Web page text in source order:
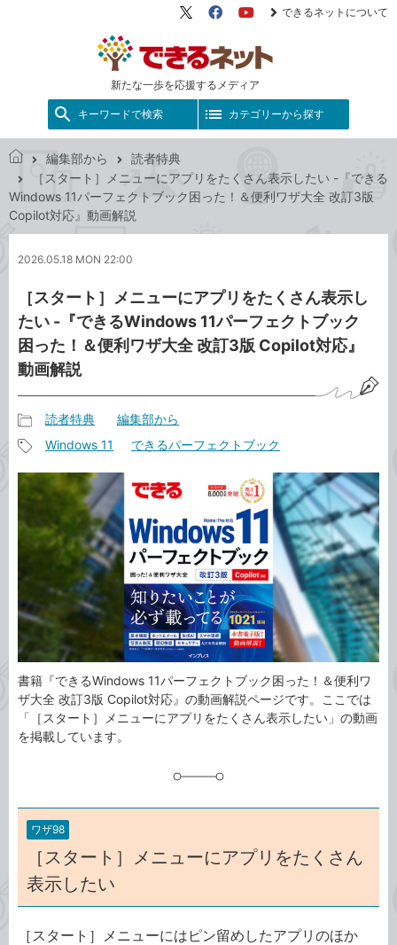
新たな一歩を応援するメディア
X（旧
FacebookYouTube
できるネットについて
キーワードで検索 カテゴリーから探す
き
る
ト
編集部から
読者特典
［スタート］メニューにアプリをたくさん表示したい -『できる
Windows 11パーフェクトブック困った！＆便利ワザ大全 改訂3版
Copilot対応』動画解説
2026.05.18 MON 22:00
［スタート］メニューにアプリをたくさん表示し
たい -『できるWindows 11パーフェクトブック
困った！＆便利ワザ大全 改訂3版 Copilot対応』
動画解説
事
カ
テ
リ
読者特典 編集部から
事
タ
グ
Windows 11 できるパーフェクトブック
書籍『できるWindows 11パーフェクトブック困った！＆便利ワ
ザ大全 改訂3版 Copilot対応』の動画解説ページです。ここでは
「［スタート］メニューにアプリをたくさん表示したい」の動画
を掲載しています。
ワザ98
［スタート］メニューにアプリをたくさん
表示したい
［スタート］メニューにはピン留めしたアプリのほか